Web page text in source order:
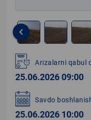
1
of
6
keyboard_arrow_left
Arizalarni qabul
25.06.2026 09:00
Savdo
25.06.2026 10:00